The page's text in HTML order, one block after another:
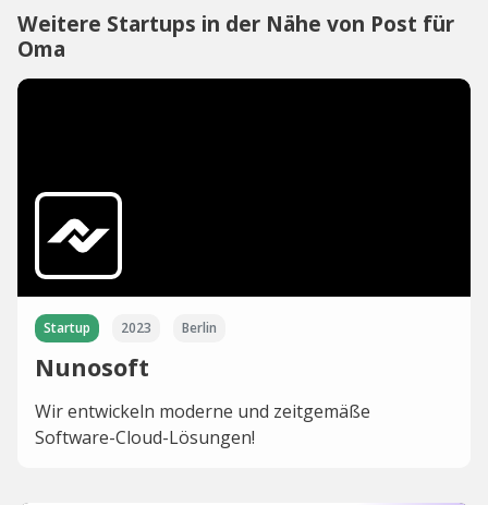
Weitere Startups in der Nähe von Post für
Oma
Startup 2023 Berlin
Nunosoft
Wir entwickeln moderne und zeitgemäße
Software-Cloud-Lösungen!